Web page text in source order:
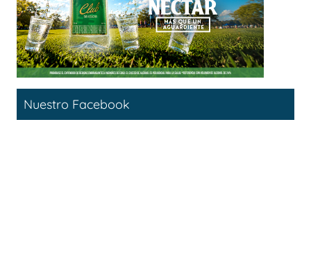
Nuestro Facebook